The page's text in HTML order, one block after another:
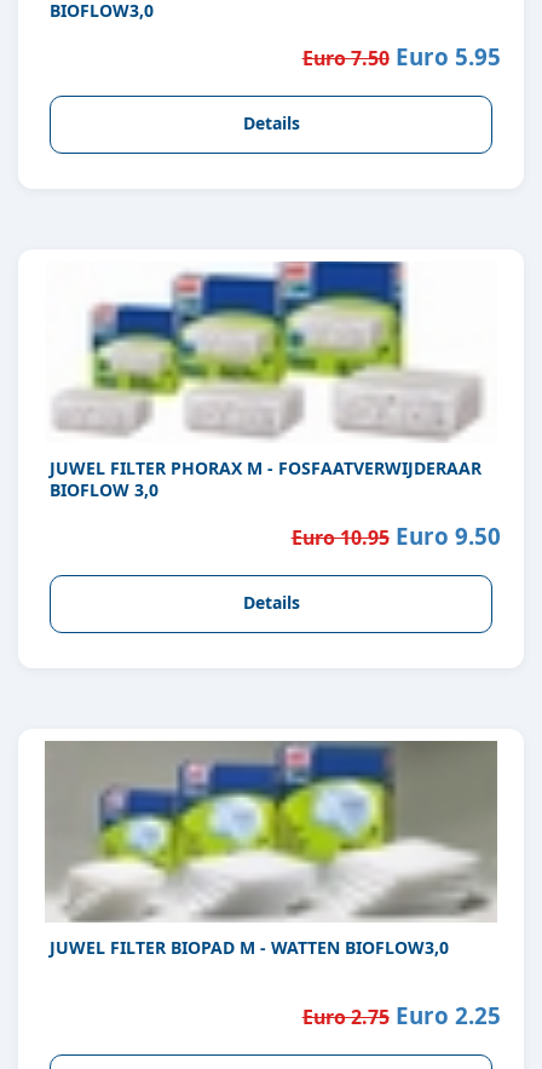
BIOFLOW3,0
Euro 7.50Euro 5.95
Details
JUWEL FILTER PHORAX M - FOSFAATVERWIJDERAAR
BIOFLOW 3,0
Euro 10.95Euro 9.50
Details
JUWEL FILTER BIOPAD M - WATTEN BIOFLOW3,0
Euro 2.75Euro 2.25